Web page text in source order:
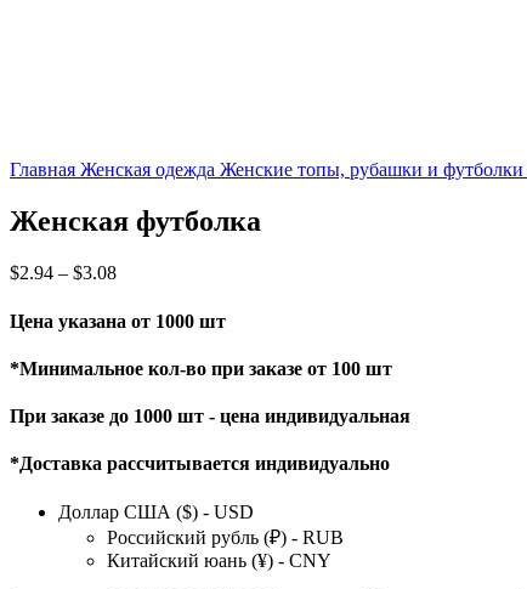
Главная Женская одежда Женские топы, рубашки и футболки
Женская футболка
$2.94 – $3.08
Цена указана от 1000 шт
*Минимальное кол-во при заказе от 100 шт
При заказе до 1000 шт - цена индивидуальная
*Доставка рассчитывается индивидуально
Доллар США ($) - USD
Российский рубль (₽) - RUB
Китайский юань (¥) - CNY